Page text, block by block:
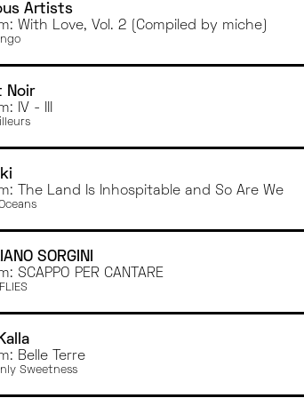
Artists
With Love, Vol. 2 (Compiled by miche)
Noir
IV - III
The Land Is Inhospitable and So Are We
SORGINI
SCAPPO PER CANTARE
Belle Terre
Sweetness